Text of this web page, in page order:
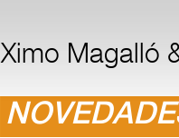
Ximo Magalló